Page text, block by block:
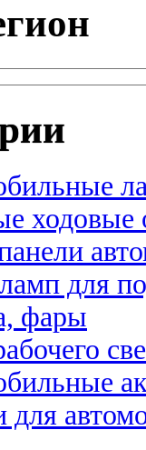
ходовые
для
фары
для